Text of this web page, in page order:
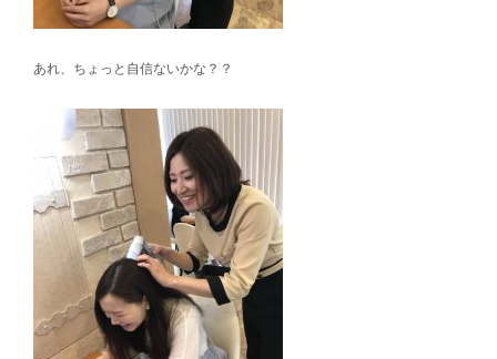
あれ、ちょっと自信ないかな？？